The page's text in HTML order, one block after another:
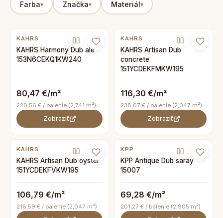
Farba Značka Materiál
KAHRS
KAHRS Harmony Dub ale
153N6CEKQ1KW240
80,47 €/m²
220,56 € / balenie (2,741 m²)
Zobraziť
KAHRS
KAHRS Artisan Dub
concrete
151YCDEKFMKW195
116,30 €/m²
238,07 € / balenie (2,047 m²)
Zobraziť
KAHRS
KAHRS Artisan Dub oyster
151YCDEKFVKW195
106,79 €/m²
218,59 € / balenie (2,047 m²)
KPP
KPP Antique Dub saray
15007
69,28 €/m²
201,27 € / balenie (2,905 m²)